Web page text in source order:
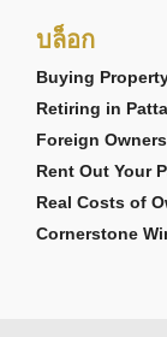
บล็อก
Buying
Retiring in
Foreign
Rent Out Your
Real Costs of
Cornerstone